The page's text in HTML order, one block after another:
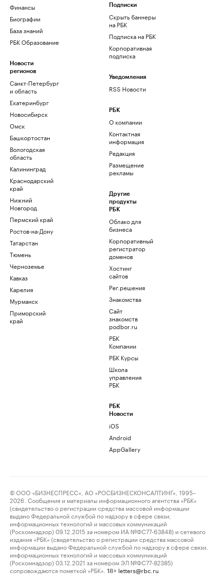
Финансы
Биографии
База знаний
РБК Образование
Новости
регионов
Санкт-Петербург
и область
Екатеринбург
Новосибирск
Омск
Башкортостан
Вологодская
область
Калининград
Краснодарский
край
Нижний
Новгород
Пермский край
Ростов-на-Дону
Татарстан
Тюмень
Черноземье
Кавказ
Карелия
Мурманск
Приморский
край
Подписки
Скрыть баннеры
на РБК
Подписка на РБК
Корпоративная
подписка
Уведомления
RSS Новости
РБК
О компании
Контактная
информация
Редакция
Размещение
рекламы
Другие
продукты
РБК
Облако для
бизнеса
Корпоративный
регистратор
доменов
Хостинг
сайтов
Рег.решения
Знакомства
Сайт
знакомств
podbor.ru
РБК
Компании
РБК Курсы
Школа
управления
РБК
РБК
Новости
iOS
Android
AppGallery
© ООО «БИЗНЕСПРЕСС», АО «РОСБИЗНЕСКОНСАЛТИНГ», 1995–
2026. Сообщения и материалы информационного агентства «РБК»
(свидетельство о регистрации средства массовой информации
выдано Федеральной службой по надзору в сфере связи,
информационных технологий и массовых коммуникаций
(Роскомнадзор) 09.12.2015 за номером ИА №ФС77-63848) и сетевого
издания «РБК» (свидетельство о регистрации средства массовой
информации выдано Федеральной службой по надзору в сфере связи,
информационных технологий и массовых коммуникаций
(Роскомнадзор) 03.12.2021 за номером ЭЛ №ФС77-82385)
сопровождаются пометкой «РБК».
18+ letters@rbc.ru